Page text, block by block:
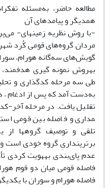
مطالعه حاضر، به‌مسئله
همدیگر و پیامدهای آن
-با روش نظریه زمینه­ای-
مردان گروه‌های قومی کُرد شهر
گویش‌های سه‌گانه هورام، سوران و
به­روش نمونه گیری
به‌دست آمد که پس از ادغام
تقلیل یافت. در مرحله آخر-
مداری و فاصله بین قومی
تلقی و توصیف گروه­ها از
برترپنداریِ گروه خودی است
عدم پای‌بندی به­هویت کردی
فاصله قومی میان دو قوم
فاصله هورام و سوران با